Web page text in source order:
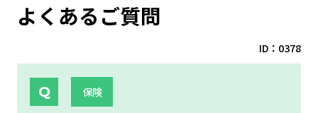
よくあるご質問
保険
ID：0378